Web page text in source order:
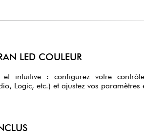
LED COULEUR
et intuitive : configurez votre
(Ableton, FL Studio, Logic, etc.) et ajustez